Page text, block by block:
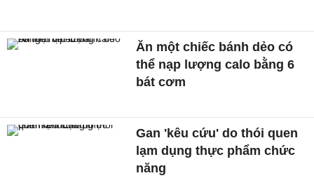
Ăn một chiếc bánh dẻo có
thể nạp lượng calo bằng 6
bát cơm
Gan 'kêu cứu' do thói quen
lạm dụng thực phẩm chức
năng